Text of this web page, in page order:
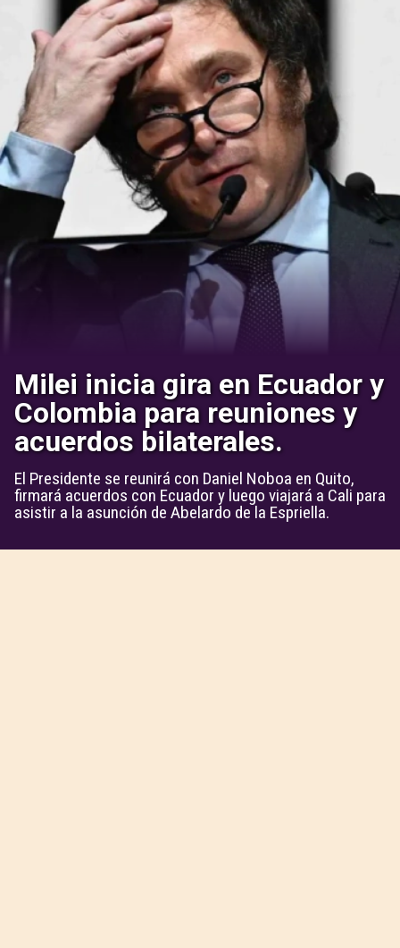
Milei inicia gira en Ecuador y
Colombia para reuniones y
acuerdos bilaterales.
El Presidente se reunirá con Daniel Noboa en Quito,
firmará acuerdos con Ecuador y luego viajará a Cali para
asistir a la asunción de Abelardo de la Espriella.